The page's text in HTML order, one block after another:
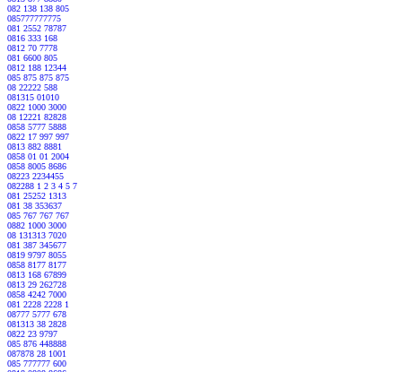
082 138 138 805
085777777775
081 2552 78787
0816 333 168
0812 70 7778
081 6600 805
0812 188 12344
085 875 875 875
08 22222 588
081315 01010
0822 1000 3000
08 12221 82828
0858 5777 5888
0822 17 997 997
0813 882 8881
0858 01 01 2004
0858 8005 8686
08223 2234455
082288 1 2 3 4 5 7
081 25252 1313
081 38 353637
085 767 767 767
0882 1000 3000
08 131313 7020
081 387 345677
0819 9797 8055
0858 8177 8177
0813 168 67899
0813 29 262728
0858 4242 7000
081 2228 2228 1
08777 5777 678
081313 38 2828
0822 23 9797
085 876 448888
087878 28 1001
085 777777 600